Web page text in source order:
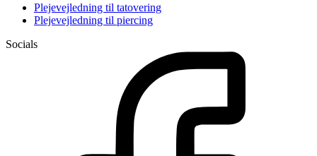
Plejevejledning til tatovering
Plejevejledning til piercing
Socials